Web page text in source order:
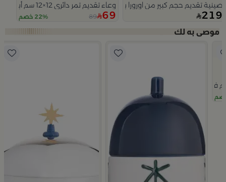
صينية تقديم حجم كبير من اورورا بمقابض خشبية
219
وعاء تقديم تمر دائري 12×12 سم أبيض وأزرق من الخزف الحجري بغطاء من أزوريا
69
89 22% خصم
Slide 1 of 5